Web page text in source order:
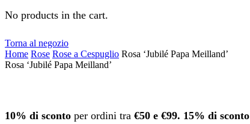
No products in the cart.
Torna al negozio
Home Rose Rose a Cespuglio Rosa ‘Jubilé Papa Meilland’
Rosa ‘Jubilé Papa Meilland’
10% di sconto per ordini tra €50 e €99. 15% di sconto